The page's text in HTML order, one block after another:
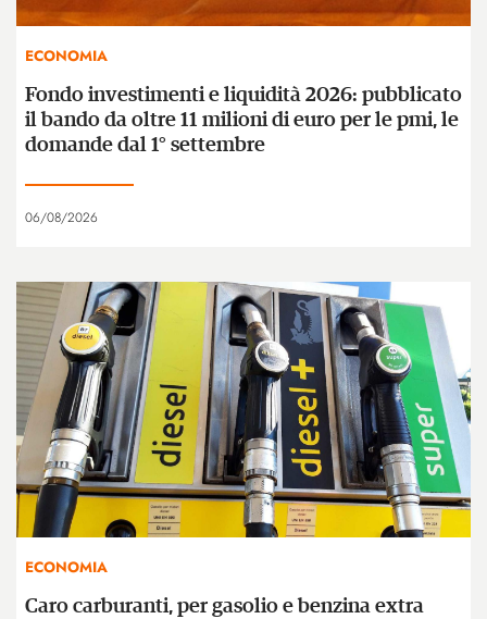
ECONOMIA
Fondo investimenti e liquidità 2026: pubblicato
il bando da oltre 11 milioni di euro per le pmi, le
domande dal 1° settembre
06/08/2026
ECONOMIA
Caro carburanti, per gasolio e benzina extra